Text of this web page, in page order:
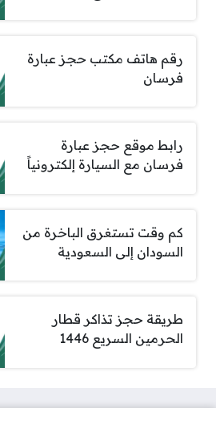
رقم هاتف مكتب حجز عبارة
فرسان
رابط موقع حجز عبارة
فرسان مع السيارة إلكترونياً
​​​​​​​كم وقت تستغرق الباخرة من
السودان إلى السعودية
طريقة حجز تذاكر قطار
الحرمين السريع 1446